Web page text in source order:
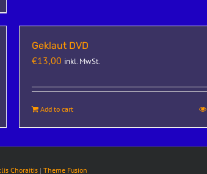
Geklaut DVD
€13,00 inkl. MwSt.
Add to cart
Choraitis | Theme Fusion